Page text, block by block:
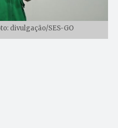
divulgação/SES-GO